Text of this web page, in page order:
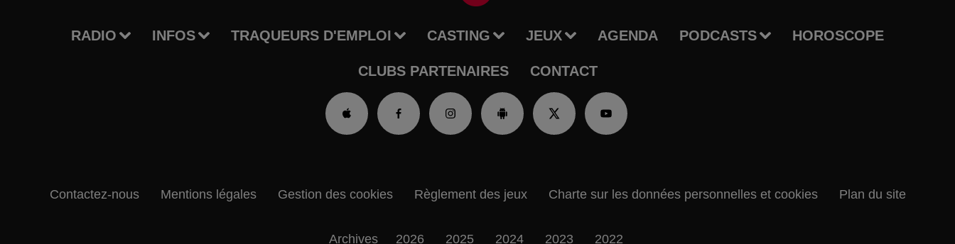
RADIO INFOS TRAQUEURS D'EMPLOI CASTING JEUX AGENDA PODCASTS HOROSCOPE
CLUBS PARTENAIRES CONTACT
Contactez-nous Mentions légales Gestion des cookies Règlement des jeux Charte sur les données personnelles et cookies Plan du site
Archives 2026 2025 2024 2023 2022